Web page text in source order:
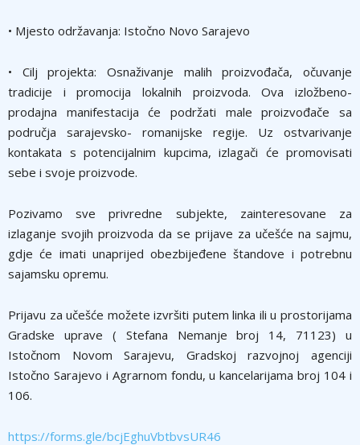
• Mjesto održavanja: Istočno Novo Sarajevo
• Cilj projekta: Osnaživanje malih proizvođača, očuvanje
tradicije i promocija lokalnih proizvoda. Ova izložbeno-
prodajna manifestacija će podržati male proizvođače sa
područja sarajevsko- romanijske regije. Uz ostvarivanje
kontakata s potencijalnim kupcima, izlagači će promovisati
sebe i svoje proizvode.
Pozivamo sve privredne subjekte, zainteresovane za
izlaganje svojih proizvoda da se prijave za učešće na sajmu,
gdje će imati unaprijed obezbijeđene štandove i potrebnu
sajamsku opremu.
Prijavu za učešće možete izvršiti putem linka ili u prostorijama
Gradske uprave ( Stefana Nemanje broj 14, 71123) u
Istočnom Novom Sarajevu, Gradskoj razvojnoj agenciji
Istočno Sarajevo i Agrarnom fondu, u kancelarijama broj 104 i
106.
https://forms.gle/bcjEghuVbtbvsUR46